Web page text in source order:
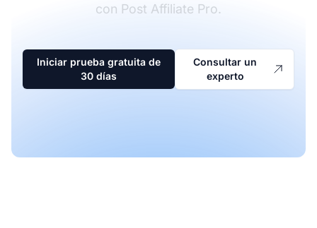
con Post Affiliate Pro.
Iniciar prueba gratuita de
30 días
Consultar un
experto